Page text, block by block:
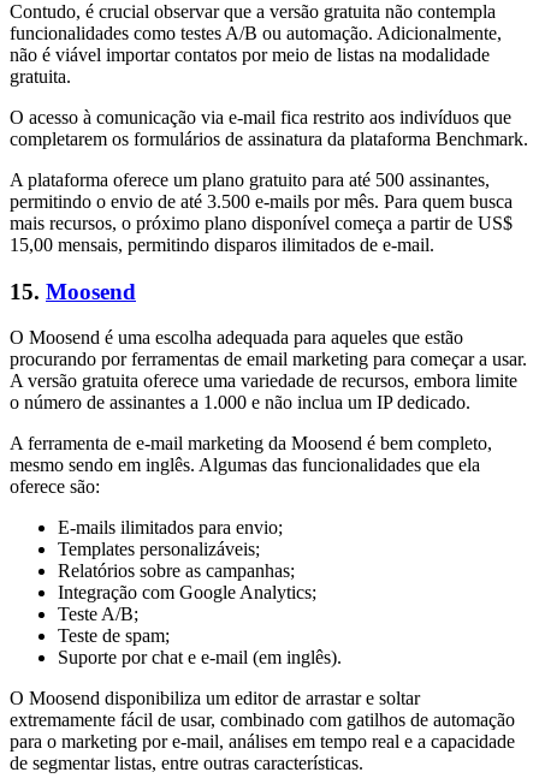
Contudo, é crucial observar que a versão gratuita não contempla
funcionalidades como testes A/B ou automação. Adicionalmente,
não é viável importar contatos por meio de listas na modalidade
gratuita.
O acesso à comunicação via e-mail fica restrito aos indivíduos que
completarem os formulários de assinatura da plataforma Benchmark.
A plataforma oferece um plano gratuito para até 500 assinantes,
permitindo o envio de até 3.500 e-mails por mês. Para quem busca
mais recursos, o próximo plano disponível começa a partir de US$
15,00 mensais, permitindo disparos ilimitados de e-mail.
15. Moosend
O Moosend é uma escolha adequada para aqueles que estão
procurando por ferramentas de email marketing para começar a usar.
A versão gratuita oferece uma variedade de recursos, embora limite
o número de assinantes a 1.000 e não inclua um IP dedicado.
A ferramenta de e-mail marketing da Moosend é bem completo,
mesmo sendo em inglês. Algumas das funcionalidades que ela
oferece são:
E-mails ilimitados para envio;
Templates personalizáveis;
Relatórios sobre as campanhas;
Integração com Google Analytics;
Teste A/B;
Teste de spam;
Suporte por chat e e-mail (em inglês).
O Moosend disponibiliza um editor de arrastar e soltar
extremamente fácil de usar, combinado com gatilhos de automação
para o marketing por e-mail, análises em tempo real e a capacidade
de segmentar listas, entre outras características.